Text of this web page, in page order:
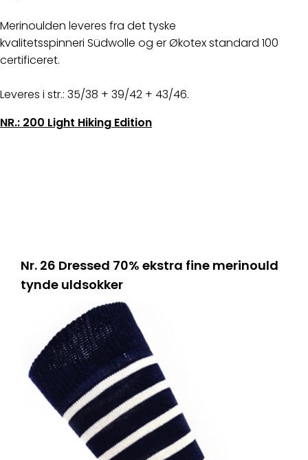
Merinoulden leveres fra det tyske
kvalitetsspinneri Südwolle og er Økotex standard 100
certificeret.
Leveres i str.: 35/38 + 39/42 + 43/46.
NR.: 200 Light Hiking Edition
Nr. 26 Dressed 70% ekstra fine merinould
tynde uldsokker